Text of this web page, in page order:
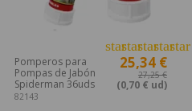
Pomperos para
Pompas de Jabón
Spiderman 36uds
82143
25,34 €
27,25 €
(0,70 € ud)
starstarstarstarstar